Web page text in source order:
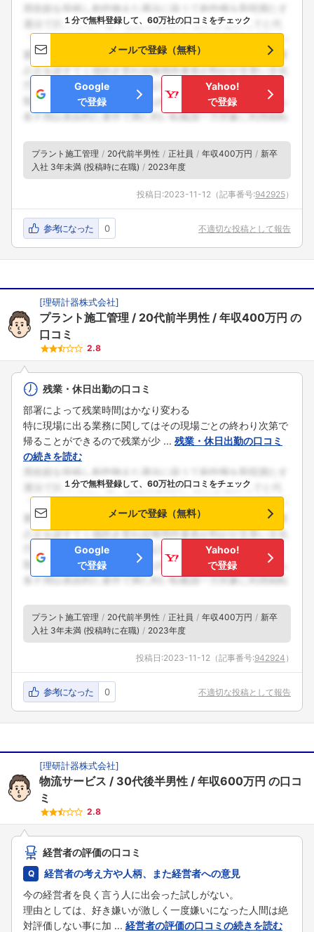
１分で無料登録して、60万社の口コミをチェック
メールで登録（無料）
Google
で登録
Yahoo!
で登録
プラント施工管理 20代前半男性 正社員 年収400万円
新卒
入社 3年未満 (投稿時に在職)
2023年度
投稿日:2023-11-12 （記事番号:942925）
参考になった 0 不適切な投稿として報告
[理研計器株式会社]
プラント施工管理 20代前半男性 年収400万円 の
口コミ
2.8
残業・休日出勤の口コミ
部署によって残業時間はかなり変わる
特に現場に出る業務に関してはその現場ごとの終わり次第で
帰ることができるので残業が少 ... 残業・休日出勤の口コミ
の続きを読む
１分で無料登録して、60万社の口コミをチェック
メールで登録（無料）
Google
で登録
Yahoo!
で登録
プラント施工管理 20代前半男性 正社員 年収400万円
新卒
入社 3年未満 (投稿時に在職)
2023年度
投稿日:2023-11-12 （記事番号:942924 ）
参考になった 0 不適切な投稿として報告
[理研計器株式会社]
物流サービス 30代後半男性 年収600万円 の口コ
ミ
2.8
経営者の評価の口コミ
経営者の考え方や人柄、また経営者への意見
今の経営者を良く言う人に出会った試しがない。
理由としては、好き嫌いが激しく一度嫌いになった人間は絶
対評価しない事に加 ... 経営者の評価の口コミの続きを読む